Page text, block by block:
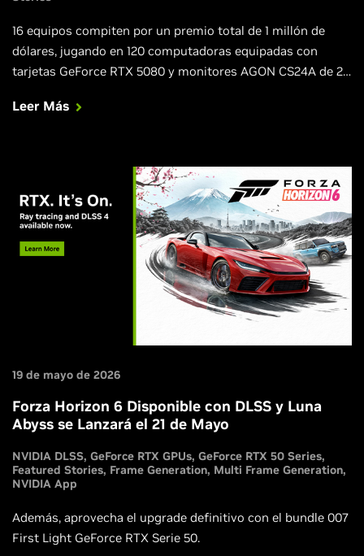
16 equipos compiten por un premio total de 1 millón de
dólares, jugando en 120 computadoras equipadas con
tarjetas GeForce RTX 5080 y monitores AGON CS24A de 24
2.
Leer Más
19 de mayo de 2026
Forza Horizon 6 Disponible con DLSS y Luna
Abyss se Lanzará el 21 de Mayo
NVIDIA DLSS GeForce RTX GPUs GeForce RTX 50 Series
Featured Stories Frame Generation Multi Frame Generation
NVIDIA App
Además, aprovecha el upgrade definitivo con el bundle 007
First Light GeForce RTX Serie 50.